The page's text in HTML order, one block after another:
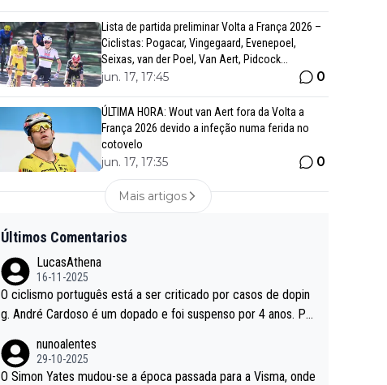
Lista de partida preliminar Volta a França 2026 –
Ciclistas: Pogacar, Vingegaard, Evenepoel,
Seixas, van der Poel, Van Aert, Pidcock...
jun. 17, 17:45 0
ÚLTIMA HORA: Wout van Aert fora da Volta a
França 2026 devido a infeção numa ferida no
cotovelo
jun. 17, 17:35 0
Mais artigos
Últimos Comentarios
LucasAthena
16-11-2025
O ciclismo português está a ser criticado por casos de dopin
g. André Cardoso é um dopado e foi suspenso por 4 anos. Po
pado?
nunoalentes
29-10-2025
O Simon Yates mudou-se a época passada para a Visma, onde